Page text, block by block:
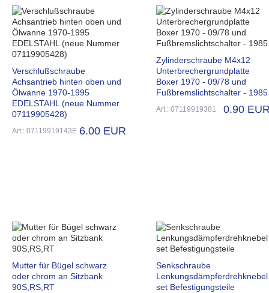
Verschlußschraube
Achsantrieb hinten oben und
Ölwanne 1970-1995
EDELSTAHL (neue Nummer
07119905428)
Art.: 07119919143E 6.00 EUR
Zylinderschraube M4x12
Unterbrechergrundplatte
Boxer 1970 - 09/78 und
Fußbremslichtschalter - 1985
Art.: 07119919381 0.90
Mutter für Bügel schwarz
oder chrom an Sitzbank
90S,RS,RT
Senkschraube
Lenkungsdämpferdrehknebel
set Befestigungsteile